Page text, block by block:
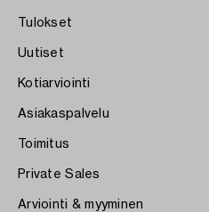
Tulokset
Uutiset
Kotiarviointi
Asiakaspalvelu
Toimitus
Private Sales
Arviointi & myyminen